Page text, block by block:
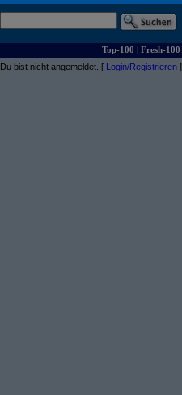
Top-100 | Fresh-100
Du bist nicht angemeldet. [ Login/Registrieren ]